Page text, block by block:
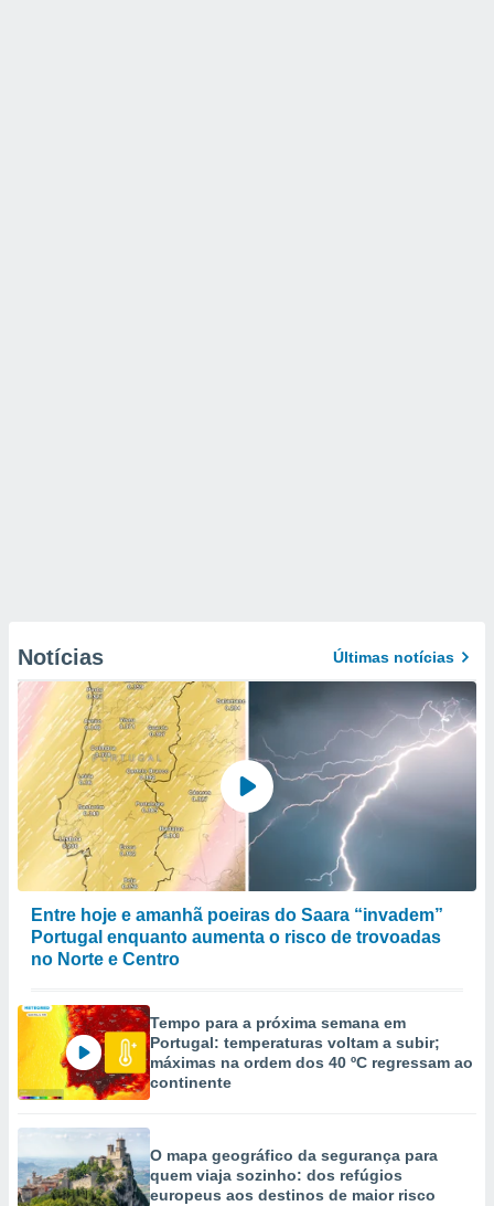
Notícias Últimas notícias
Entre hoje e amanhã poeiras do Saara “invadem”
Portugal enquanto aumenta o risco de trovoadas
no Norte e Centro
Tempo para a próxima semana em
Portugal: temperaturas voltam a subir;
máximas na ordem dos 40 ºC regressam ao
continente
O mapa geográfico da segurança para
quem viaja sozinho: dos refúgios
europeus aos destinos de maior risco